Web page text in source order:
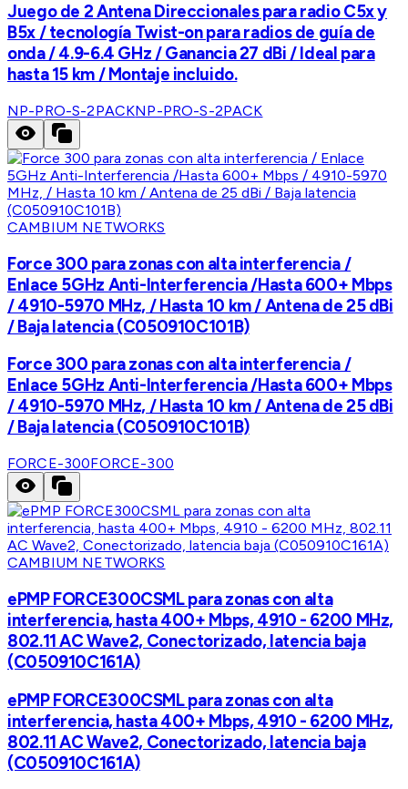
Juego de 2 Antena Direccionales para radio C5x y
B5x / tecnología Twist-on para radios de guía de
onda / 4.9-6.4 GHz / Ganancia 27 dBi / Ideal para
hasta 15 km / Montaje incluido.
NP-PRO-S-2PACKNP-PRO-S-2PACK
CAMBIUM NETWORKS
Force 300 para zonas con alta interferencia /
Enlace 5GHz Anti-Interferencia /Hasta 600+ Mbps
/ 4910-5970 MHz, / Hasta 10 km / Antena de 25 dBi
/ Baja latencia (C050910C101B)
Force 300 para zonas con alta interferencia /
Enlace 5GHz Anti-Interferencia /Hasta 600+ Mbps
/ 4910-5970 MHz, / Hasta 10 km / Antena de 25 dBi
/ Baja latencia (C050910C101B)
FORCE-300FORCE-300
CAMBIUM NETWORKS
ePMP FORCE300CSML para zonas con alta
interferencia, hasta 400+ Mbps, 4910 - 6200 MHz,
802.11 AC Wave2, Conectorizado, latencia baja
(C050910C161A)
ePMP FORCE300CSML para zonas con alta
interferencia, hasta 400+ Mbps, 4910 - 6200 MHz,
802.11 AC Wave2, Conectorizado, latencia baja
(C050910C161A)